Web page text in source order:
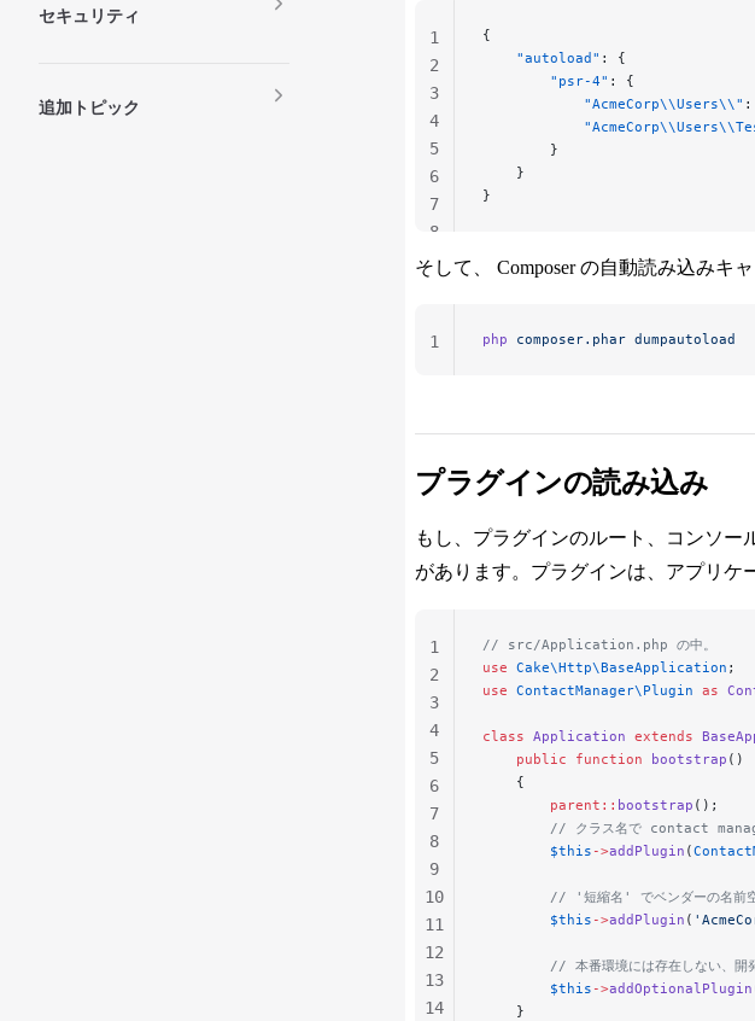
セキュリティ
追加トピック
{
    "autoload"
: {
        "psr-4"
: {
            "AcmeCorp\\Users\\"
:
        }
    }
}
1
2
3
4
5
6
7
8
そして、 Composer の自動読み込みキ
php composer.phar dumpautoload
1
プラグインの読み込み
もし、プラグインのルート、コンソ
があります。プラグインは、アプリケ
// src/Application.php の中。
use Cake\Http\BaseApplication ;
use ContactManager\Plugin as
class Application extends
    public
function bootstrap ()
    {
        parent::
bootstrap ();
// クラス名で contact
        $this
->addPlugin (
// '短縮名' でベンダーの名前
        $this
->addPlugin (
// 本番環境には存在しない、開
        $this
->addOptionalPlugin
    }
1
2
3
4
5
6
7
8
9
10
11
12
13
14